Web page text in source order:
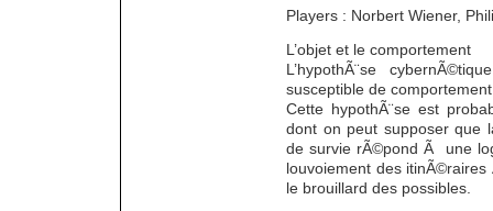
Players : Norbert Wiener,
L’objet et le comportement
L’hypothÃ¨se
susceptible de
Cette hypothÃ¨se est
dont on peut supposer que
de survie rÃ©pond Ã une
louvoiement des
le brouillard des possibles.